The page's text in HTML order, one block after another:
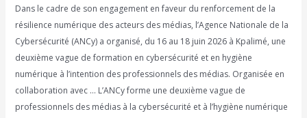
Dans le cadre de son engagement en faveur du renforcement de la
résilience numérique des acteurs des médias, l’Agence Nationale de la
Cybersécurité (ANCy) a organisé, du 16 au 18 juin 2026 à Kpalimé, une
deuxième vague de formation en cybersécurité et en hygiène
numérique à l’intention des professionnels des médias. Organisée en
collaboration avec … L’ANCy forme une deuxième vague de
professionnels des médias à la cybersécurité et à l’hygiène numérique